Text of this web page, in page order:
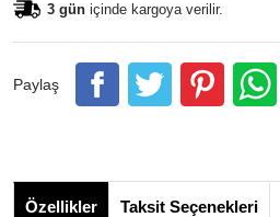
3 gün içinde kargoya verilir.
Paylaş
Özellikler Taksit Seçenekleri